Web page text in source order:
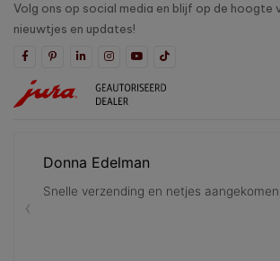
Volg ons op social media en blijf op de hoogte
nieuwtjes en updates!